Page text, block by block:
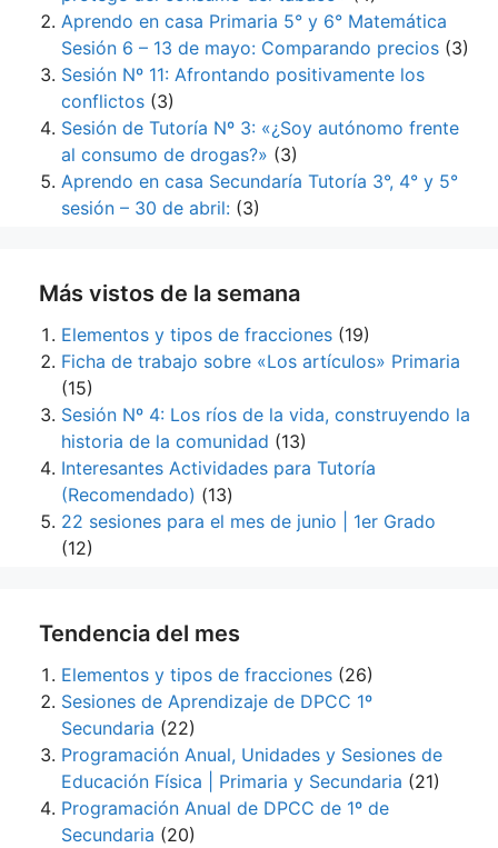
Aprendo en casa Primaria 5° y 6° Matemática
Sesión 6 – 13 de mayo: Comparando precios (3)
Sesión Nº 11: Afrontando positivamente los
conflictos (3)
Sesión de Tutoría Nº 3: «¿Soy autónomo frente
al consumo de drogas?» (3)
Aprendo en casa Secundaría Tutoría 3°, 4° y 5°
sesión – 30 de abril: (3)
Más vistos de la semana
Elementos y tipos de fracciones (19)
Ficha de trabajo sobre «Los artículos» Primaria
(15)
Sesión Nº 4: Los ríos de la vida, construyendo la
historia de la comunidad (13)
Interesantes Actividades para Tutoría
(Recomendado) (13)
22 sesiones para el mes de junio | 1er Grado
(12)
Tendencia del mes
Elementos y tipos de fracciones (26)
Sesiones de Aprendizaje de DPCC 1º
Secundaria (22)
Programación Anual, Unidades y Sesiones de
Educación Física | Primaria y Secundaria (21)
Programación Anual de DPCC de 1º de
Secundaria (20)